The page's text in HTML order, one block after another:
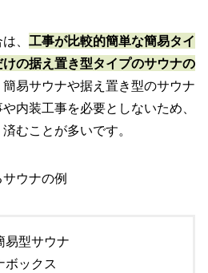
、 工事が比較的簡単な簡易タイ
の据え置き型タイプのサウナの
易サウナや据え置き型のサウナ
内装工事を必要としないため、
むことが多いです。
ウナの例
易型サウナ
ボックス